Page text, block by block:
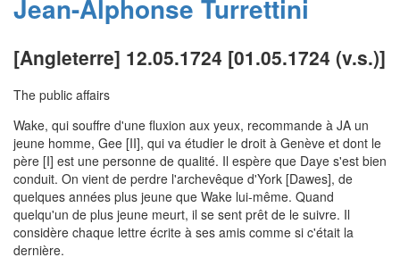
Jean-Alphonse Turrettini
[Angleterre] 12.05.1724 [01.05.1724 (v.s.)]
The public affairs
Wake, qui souffre d'une fluxion aux yeux, recommande à JA un
jeune homme, Gee [II], qui va étudier le droit à Genève et dont le
père [I] est une personne de qualité. Il espère que Daye s'est bien
conduit. On vient de perdre l'archevêque d'York [Dawes], de
quelques années plus jeune que Wake lui-même. Quand
quelqu'un de plus jeune meurt, il se sent prêt de le suivre. Il
considère chaque lettre écrite à ses amis comme si c'était la
dernière.